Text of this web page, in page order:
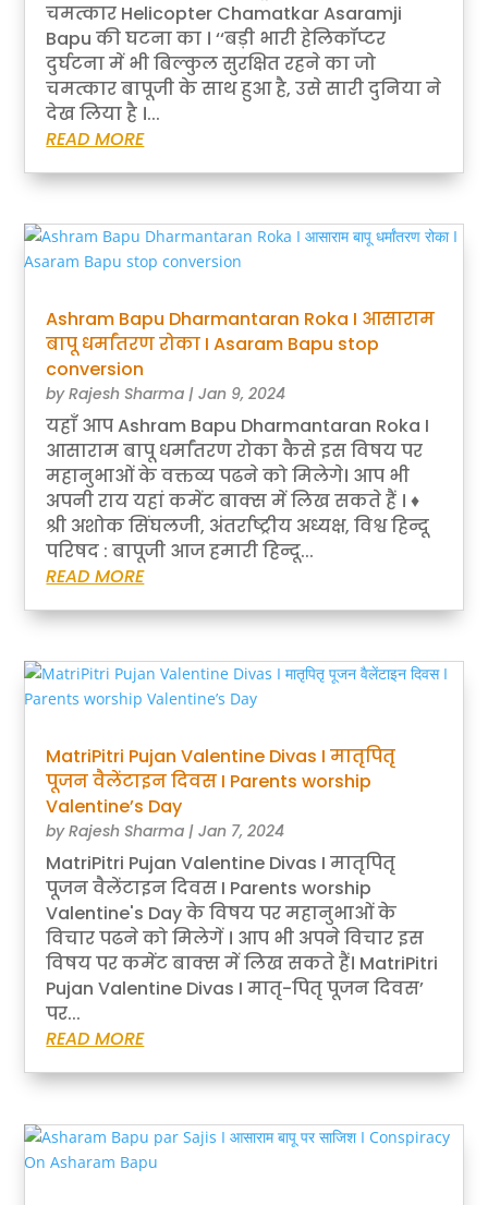
चमत्कार Helicopter Chamatkar Asaramji
Bapu की घटना का । ‘‘बड़ी भारी हेलिकॉप्टर
दुर्घटना में भी बिल्कुल सुरक्षित रहने का जो
चमत्कार बापूजी के साथ हुआ है, उसे सारी दुनिया ने
देख लिया है ।...
READ MORE
Ashram Bapu Dharmantaran Roka I आसाराम
बापू धर्मांतरण रोका I Asaram Bapu stop
conversion
byRajesh Sharma |Jan 9, 2024
यहाँ आप Ashram Bapu Dharmantaran Roka I
आसाराम बापू धर्मांतरण रोका कैसे इस विषय पर
महानुभाओं के वक्तव्य पढने को मिलेगे। आप भी
अपनी राय यहां कमेंट बाक्स में लिख सकते हैं । ♦
श्री अशोक सिंघलजी, अंतर्राष्ट्रीय अध्यक्ष, विश्व हिन्दू
परिषद : बापूजी आज हमारी हिन्दू...
READ MORE
MatriPitri Pujan Valentine Divas I मातृपितृ
पूजन वैलेंटाइन दिवस I Parents worship
Valentine’s Day
byRajesh Sharma |Jan 7, 2024
MatriPitri Pujan Valentine Divas I मातृपितृ
पूजन वैलेंटाइन दिवस I Parents worship
Valentine's Day के विषय पर महानुभाओं के
विचार पढने को मिलेगें । आप भी अपने विचार इस
विषय पर कमेंट बाक्स में लिख सकते हैं। MatriPitri
Pujan Valentine Divas I मातृ-पितृ पूजन दिवस’
पर...
READ MORE